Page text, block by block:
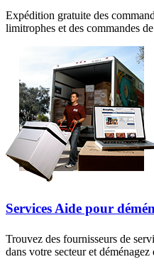
Expédition gratuite des
limitrophes et des commandes
Services Aide pour
Trouvez des fournisseurs de
dans votre secteur et